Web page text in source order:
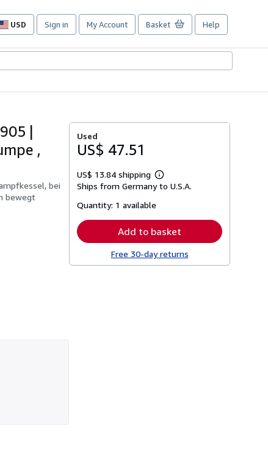
USD
Site
preferences
Sign in My Account Basket Help
|
,
bei
bewegt
Used
US$ 47.51
US$ 13.84 shipping
Learn
more
Ships from Germany to U.S.A.
Quantity: 1 available
Add to basket
Free 30-day returns